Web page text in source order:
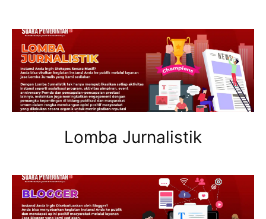
Lomba Jurnalistik